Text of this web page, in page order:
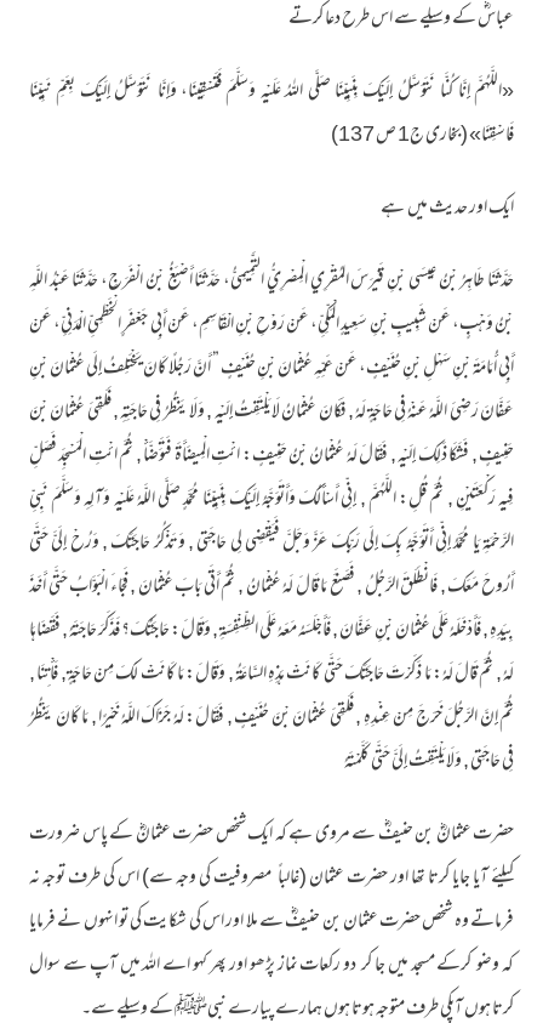
عباسؓ کے وسیلے سے اس طرح دعا کرتے
«اللَّهُمَّ إِنَّا كُنَّا نَتَوَسَّلُ إِلَيْكَ بِنَبِيِّنَا صَلَّى اللهُ عَلَيْهِ وَسَلَّمَ فَتَسْقِينَا، وَإِنَّا نَتَوَسَّلُ إِلَيْكَ بِعَمِّ نَبِيِّنَا
فَاسْقِنَا» (بخاری ج1 ص 137)
ایک اور حدیث میں ہے
حَدَّثَنَا طَاهِرُ بْنُ عِيسَى بْنِ قَيْرَسَ المُقْرِي الْمِصْرِيُّ التَّمِيمِيُّ، حَدَّثَنَا أَصْبَغُ بْنُ الْفَرَجِ، حَدَّثَنَا عَبْدُ اللَّهِ
بْنُ وَهْبٍ، عَنْ شَبِيبِ بْنِ سَعِيدٍ الْمَكِّيِّ، عَنْ رَوْحِ بْنِ الْقَاسِمِ، عَنْ أَبِي جَعْفَرٍ الْخَطْمِيِّ الْمَدَنِيِّ، عَنْ
أَبِي أُمَامَةَ بْنِ سَهْلِ بْنِ حُنَيْفٍ، عَنْ عَمِّهِ عُثْمَانَ بْنِ حُنَيْفٍ ” أَنَّ رَجُلًا كَانَ يَخْتَلِفُ إِلَى عُثْمَانَ بْنِ
عَفَّانَ رَضِيَ اللَّهُ عَنْهُ فِي حَاجَةٍ لَهُ , فَكَانَ عُثْمَانُ لَا يَلْتَفِتُ إِلَيْهِ , وَلَا يَنْظُرُ فِي حَاجَتِهِ , فَلَقِيَ عُثْمَانَ بْنَ
حَنِيفٍ , فَشَكَا ذَلِكَ إِلَيْهِ , فَقَالَ لَهُ عُثْمَانُ بْنُ حَنِيفٍ: ائْتِ الْمِيضَأَةَ فَتَوَضَّأْ , ثُمَّ ائْتِ الْمَسْجِدَ فَصَلِّ
فِيهِ رَكْعَتَيْنِ , ثُمَّ قُلِ: اللَّهُمَّ , إِنِّي أَسْأَلُكَ وَأَتَوَجَّهُ إِلَيْكَ بِنَبِيِّنَا مُحَمَّدٍ صَلَّى اللَّهُ عَلَيْهِ وَآلِهِ وَسَلَّمَ نَبِيِّ
الرَّحْمَةِ يَا مُحَمَّدُ إِنِّي أَتَوَجَّهُ بِكَ إِلَى رَبِّكَ عَزَّ وَجَلَّ فَيَقْضِي لِي حَاجَتِي , وَتَذْكُرُ حَاجَتَكَ , وَرُحْ إِلَيَّ حَتَّى
أَرُوحَ مَعَكَ , فَانْطَلَقَ الرَّجُلُ , فَصَنَعَ مَا قَالَ لَهُ عُثْمَانُ , ثُمَّ أَتَى بَابَ عُثْمَانَ , فَجَاءَ الْبَوَّابُ حَتَّى أَخَذَ
بِيَدِهِ , فَأَدْخَلَهُ عَلَى عُثْمَانَ بْنِ عَفَّانَ , فَأَجْلَسَهُ مَعَهُ عَلَى الطِّنْفِسَةِ , وَقَالَ: حَاجَتُكَ؟ فَذَكَرَ حَاجَتَهُ , فَقَضَاهَا
لَهُ , ثُمَّ قَالَ لَهُ: مَا ذَكَرْتَ حَاجَتَكَ حَتَّى كَانَتْ هَذِهِ السَّاعَةُ , وَقَالَ: مَا كَانَتْ لَكَ مِنْ حَاجَةٍ , فَأْتِنَا ,
ثُمَّ إِنَّ الرَّجُلَ خَرَجَ مِنْ عِنْدِهِ , فَلَقِيَ عُثْمَانَ بْنَ حُنَيْفٍ , فَقَالَ: لَهُ جَزَاكَ اللَّهُ خَيْرًا , مَا كَانَ يَنْظُرُ
فِي حَاجَتِي , وَلَا يَلْتَفِتُ إِلَيَّ حَتَّى كَلَّمْتَهُ
حضرت عثمانؓ بن حنیفؓ سے مروی ہے کہ ایک شخص حضرت عثمانؓ کے پاس ضرورت
کیلئے آیا جایا کرتا تھا اور حضرت عثمان (غالباً مصروفیت کی وجہ سے) اس کی طرف توجہ نہ
فرماتے وہ شخص حضرت عثمان بن حنیفؓ سے ملا اور اس کی شکایت کی تو انہوں نے فرمایا
کہ وضو کرکے مسجد میں جا کر دو رکعات نماز پڑھو اور پھر کہو اے اللہ میں آپ سے سوال
کرتا ہوں آپکی طرف متوجہ ہوتا ہوں ہمارے پیارے نبیﷺ کے وسیلے سے۔